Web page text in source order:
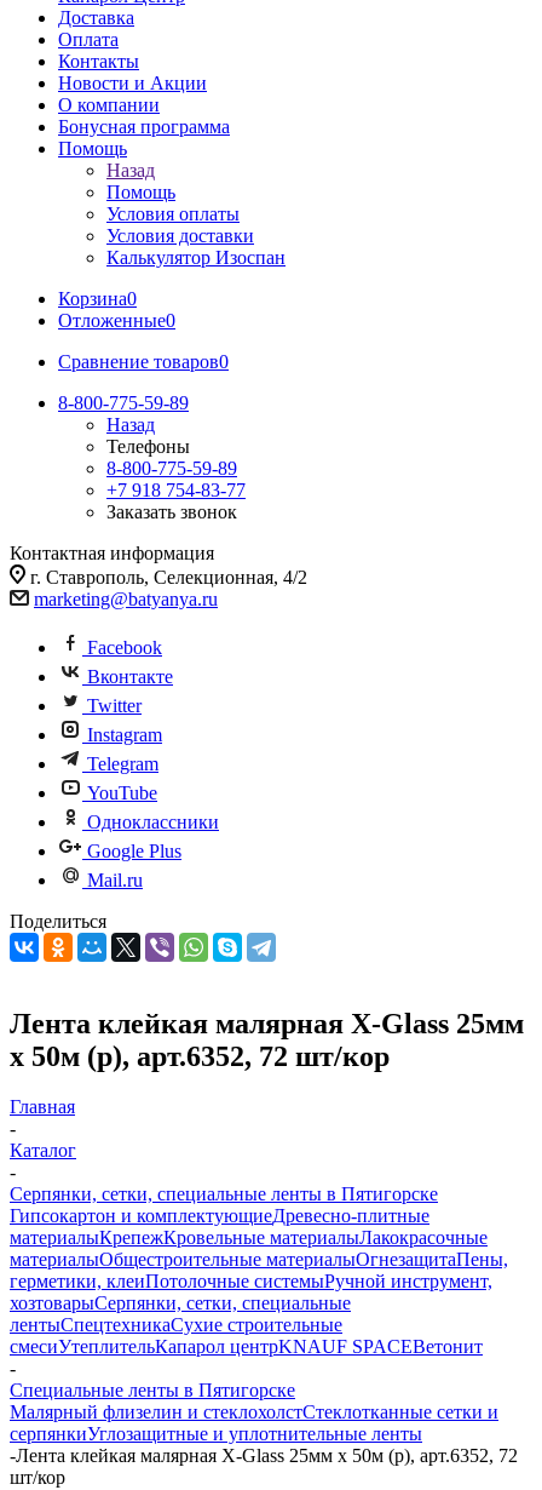
Доставка
Оплата
Контакты
Новости и Акции
О компании
Бонусная программа
Помощь
Назад
Помощь
Условия оплаты
Условия доставки
Калькулятор Изоспан
Корзина0
Отложенные0
Сравнение товаров0
8-800-775-59-89
Назад
Телефоны
8-800-775-59-89
+7 918 754-83-77
Заказать звонок
Контактная информация
г. Ставрополь, Селекционная, 4/2
marketing@batyanya.ru
Facebook
Вконтакте
Twitter
Instagram
Telegram
YouTube
Одноклассники
Google Plus
Mail.ru
Поделиться
Лента клейкая малярная X-Glass 25мм
х 50м (р), арт.6352, 72 шт/кор
Главная
-
Каталог
-
Серпянки, сетки, специальные ленты в Пятигорске
Гипсокартон и комплектующиеДревесно-плитные
материалыКрепежКровельные материалыЛакокрасочные
материалыОбщестроительные материалыОгнезащитаПены,
герметики, клеиПотолочные системыРучной инструмент,
хозтоварыСерпянки, сетки, специальные
лентыСпецтехникаСухие строительные
смесиУтеплительКапарол центрKNAUF SPACEВетонит
-
Специальные ленты в Пятигорске
Малярный флизелин и стеклохолстСтеклотканные сетки и
серпянкиУглозащитные и уплотнительные ленты
-Лента клейкая малярная X-Glass 25мм х 50м (р), арт.6352, 72
шт/кор